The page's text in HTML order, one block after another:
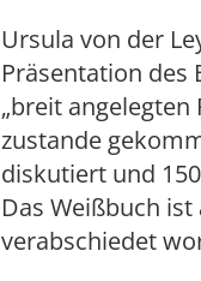
Ursula von der
Präsentation des
„breit
zustande
diskutiert und
Das Weißbuch
verabschiedet